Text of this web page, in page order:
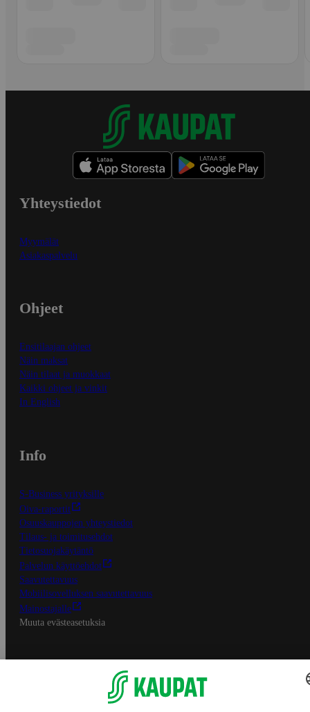
Yhteystiedot
Myymälät
Asiakaspalvelu
Ohjeet
Ensitilaajan ohjeet
Näin maksat
Näin tilaat ja muokkaat
Kaikki ohjeet ja vinkit
In English
Info
S-Business yrityksille
Oiva-raportit
Osuuskauppojen yhteystiedot
Tilaus- ja toimitusehdot
Tietosuojakäytäntö
Palvelun käyttöehdot
Saavutettavuus
Mobiilisovelluksen saavutettavuus
Mainostajalle
Muuta evästeasetuksia
S-ryhmän palvelut